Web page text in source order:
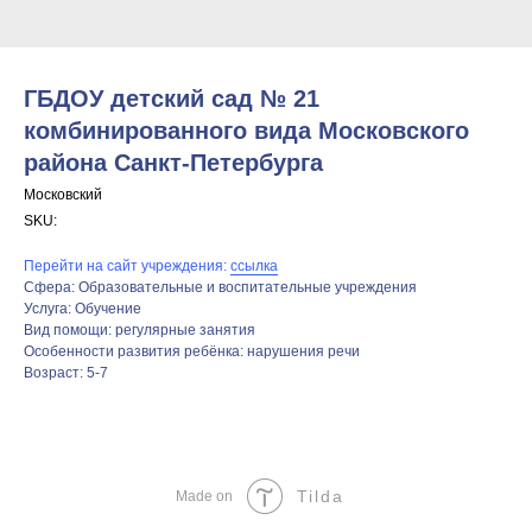
ГБДОУ детский сад № 21
комбинированного вида Московского
района Санкт-Петербурга
Московский
SKU:
Перейти на сайт учреждения: ссылка
Сфера: Образовательные и воспитательные учреждения
Услуга: Обучение
Вид помощи: регулярные занятия
Особенности развития ребёнка: нарушения речи
Возраст: 5-7
Made on Tilda